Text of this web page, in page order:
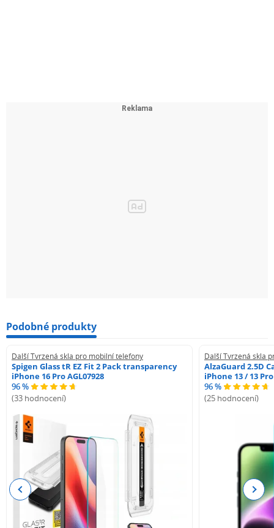
Podobné produkty
Další Tvrzená skla pro mobilní telefony
Spigen Glass tR EZ Fit 2 Pack transparency
iPhone 16 Pro AGL07928
96 %
(33 hodnocení)
Další Tvrzená skla
AlzaGuard 2.5D
iPhone 13 / 13 Pro
96 %
(25 hodnocení)
Previous Next